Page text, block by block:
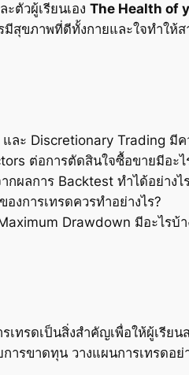
ตัวผู้เรียนเอง The Health of
สุขภาพที่ดีทั้งกายและใจทำให้
ละ Discretionary Trading มี
ต่อการตัดสินใจซื้อขายมีอะไ
กผลการ Backtest ทำได้อย่างไ
งการเทรดควรทำอย่างไร?
Drawdown มีอะไรบ้า
รเทรดเป็นสิ่งสำคัญเพื่อให้ผู้เ
ารขาดทุน วางแผนการเทรด